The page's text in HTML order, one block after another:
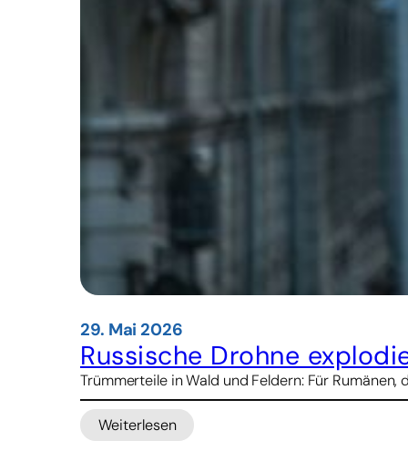
29. Mai 2026
Russische Drohne
Trümmerteile in Wald und Feldern: Für
Weiterlesen
: